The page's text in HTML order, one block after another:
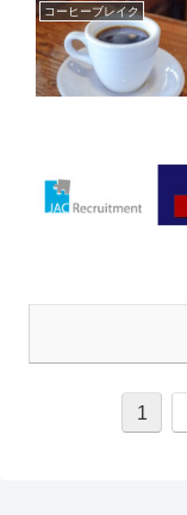
コーヒーブレイク
1